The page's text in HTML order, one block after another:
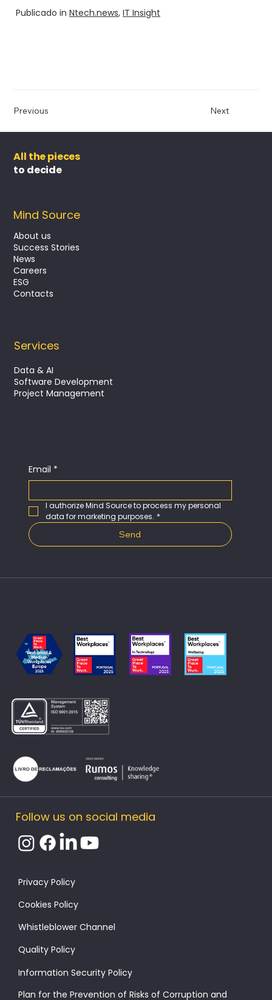
Publicado in Ntech.news, IT Insight
Previous Next
Follow us on social media
​Privacy Policy
Cookies Policy
Whistleblower Channel
Quality Policy
Information Security Policy
Plan for the Prevention of Risks of Corruption and
Email *
I authorize Mind Source to process my personal
data for marketing purposes. *
Send
Services
Data & AI
Software Development
Project Management
Mind Source
About us
Success Stories
News
Careers
ESG
Contacts
All the pieces
to decide